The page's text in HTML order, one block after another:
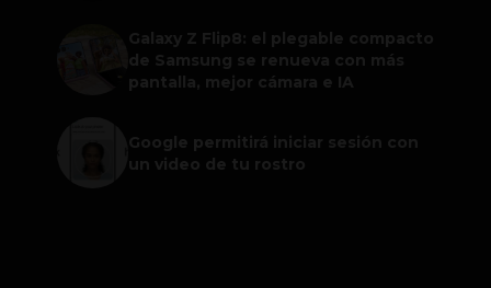
Galaxy Z Flip8: el plegable compacto
de Samsung se renueva con más
pantalla, mejor cámara e IA
Google permitirá iniciar sesión con
un video de tu rostro